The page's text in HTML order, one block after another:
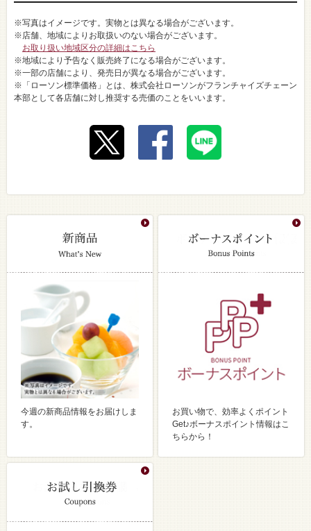
※写真はイメージです。実物とは異なる場合がございます。
※店舗、地域によりお取扱いのない場合がございます。
お取り扱い地域区分の詳細はこちら
※地域により予告なく販売終了になる場合がございます。
※一部の店舗により、発売日が異なる場合がございます。
※「ローソン標準価格」とは、株式会社ローソンがフランチャイズチェーン
本部として各店舗に対し推奨する売価のことをいいます。
今週の新商品情報をお届けしま
す。
お買い物で、効率よくポイント
Get♪ボーナスポイント情報はこ
ちらから！